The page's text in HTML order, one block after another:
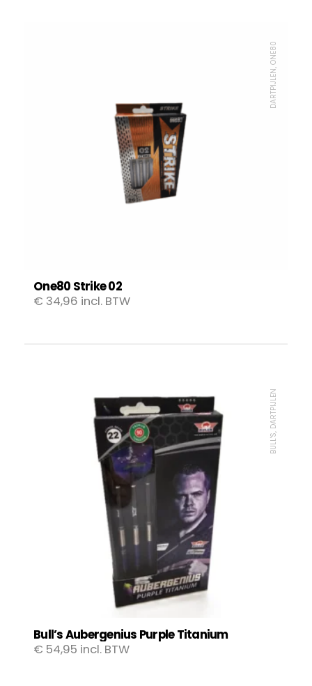
One80 Strike 02
€ 34,96 incl. BTW
DARTPIJLEN, ONE80
Bull’s Aubergenius Purple Titanium
€ 54,95 incl. BTW
BULL'S, DARTPIJLEN